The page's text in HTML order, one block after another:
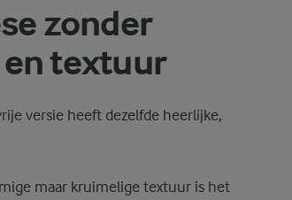
zonder
textuur
versie heeft dezelfde heerlijke,
maar kruimelige textuur is het